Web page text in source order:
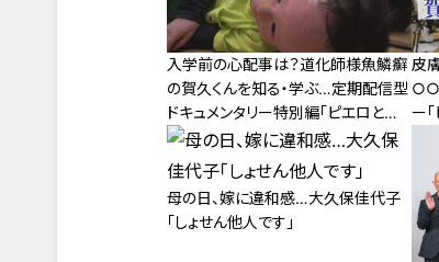
入学前の心配事は？道化師様魚鱗癬
の賀久くんを知る・学ぶ…定期配信型
ドキュメンタリー特別編「ピエロと呼
ばれた息子」
皮
○○
ー
母の日、嫁に違和感…大久保佳代子
「しょせん他人です」